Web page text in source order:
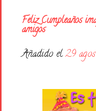
Días de la Semana
Buenas Noches
Feliz Cumpleaños
Feliz Cumpleaños
amigos
Añadido el29